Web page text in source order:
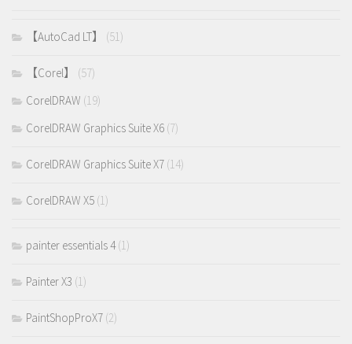
【AutoCad LT】 (51)
【Corel】
(57)
CorelDRAW (19)
CorelDRAW Graphics Suite X6 (7)
CorelDRAW Graphics Suite X7 (14)
CorelDRAW X5 (1)
painter essentials 4(1)
Painter X3 (1)
PaintShopProX7 (2)